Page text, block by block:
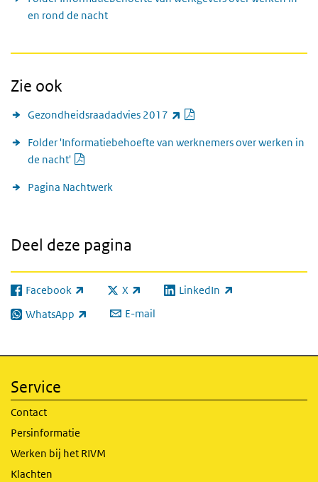
en rond de nacht
Zie ook
Gezondheidsraadadvies 2017
Folder 'Informatiebehoefte van werknemers over werken in
de nacht'
Pagina Nachtwerk
Deel deze pagina
Facebook
(externe link) X
(externe link) LinkedIn
(externe link)
WhatsApp
(externe link) E-mail
Service
Contact
Persinformatie
Werken bij het RIVM
Klachten